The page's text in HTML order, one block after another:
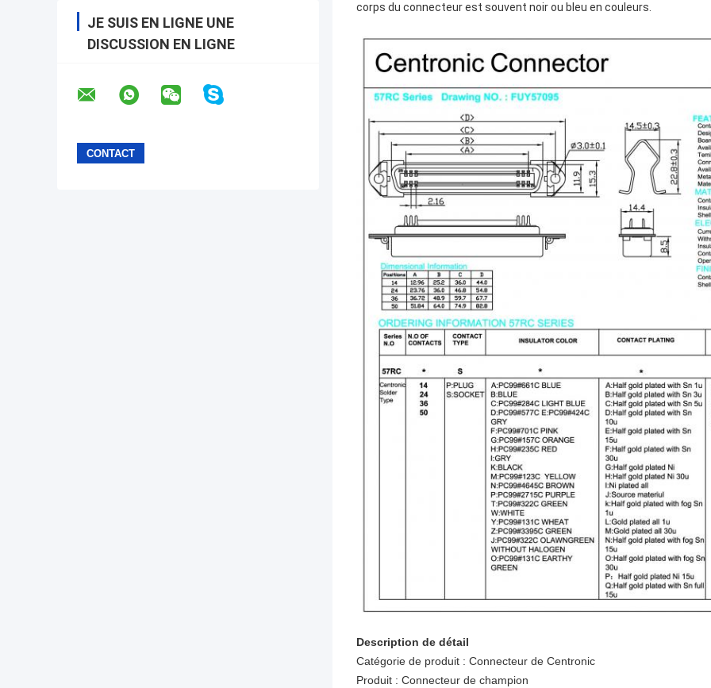
JE SUIS EN LIGNE UNE
DISCUSSION EN LIGNE
corps du connecteur est souvent noir ou bleu en couleurs.
Description de détail
Catégorie de produit : Connecteur de Centronic
Produit : Connecteur de champion